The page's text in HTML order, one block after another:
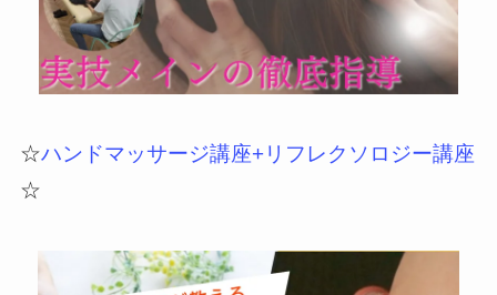
☆ハンドマッサージ講座+リフレクソロジー講座
☆